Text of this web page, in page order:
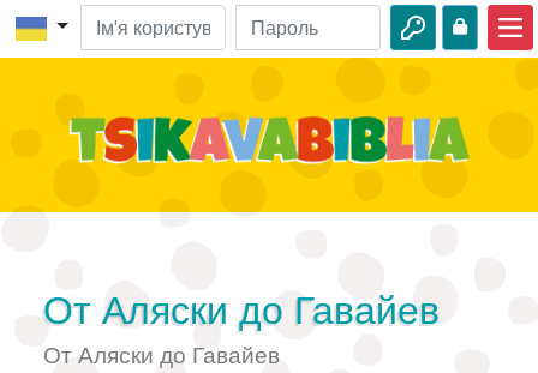
Біблійні пригоди
Цікавинки
От Аляски до Гавайев
От Аляски до Гавайев